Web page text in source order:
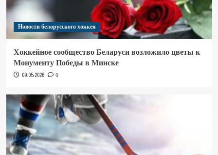
Новости белорусского хоккея
Хоккейное сообщество Беларуси возложило цветы к
Монументу Победы в Минске
09.05.2026 0